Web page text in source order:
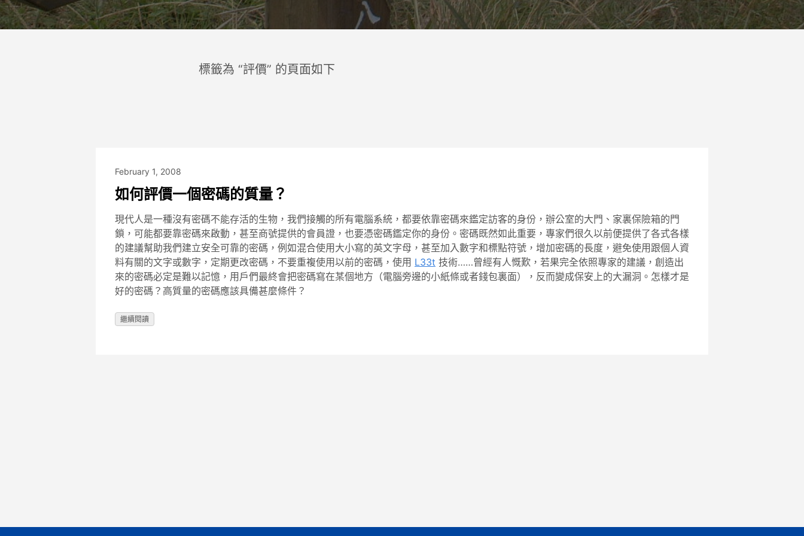
標籤為 “評價” 的頁面如下
February 1, 2008
如何評價一個密碼的質量？
現代人是一種沒有密碼不能存活的生物，我們接觸的所有電腦系統，都要依靠密碼來鑑定訪客的身份，辦公室的大門、家裏保險箱的門
鎖，可能都要靠密碼來啟動，甚至商號提供的會員證，也要憑密碼鑑定你的身份。密碼既然如此重要，專家們很久以前便提供了各式各樣
的建議幫助我們建立安全可靠的密碼，例如混合使用大小寫的英文字母，甚至加入數字和標點符號，增加密碼的長度，避免使用跟個人資
料有關的文字或數字，定期更改密碼，不要重複使用以前的密碼，使用 L33t 技術……曾經有人慨歎，若果完全依照專家的建議，創造出
來的密碼必定是難以記憶，用戶們最終會把密碼寫在某個地方（電腦旁邊的小紙條或者錢包裏面），反而變成保安上的大漏洞。怎樣才是
好的密碼？高質量的密碼應該具備甚麼條件？
繼續閱讀